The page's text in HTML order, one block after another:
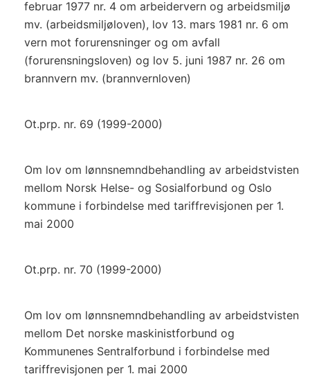
februar 1977 nr. 4 om arbeidervern og arbeidsmiljø
mv. (arbeidsmiljøloven), lov 13. mars 1981 nr. 6 om
vern mot forurensninger og om avfall
(forurensningsloven) og lov 5. juni 1987 nr. 26 om
brannvern mv. (brannvernloven)
Ot.prp. nr. 69 (1999-2000)
Om lov om lønnsnemndbehandling av arbeidstvisten
mellom Norsk Helse- og Sosialforbund og Oslo
kommune i forbindelse med tariffrevisjonen per 1.
mai 2000
Ot.prp. nr. 70 (1999-2000)
Om lov om lønnsnemndbehandling av arbeidstvisten
mellom Det norske maskinistforbund og
Kommunenes Sentralforbund i forbindelse med
tariffrevisjonen per 1. mai 2000